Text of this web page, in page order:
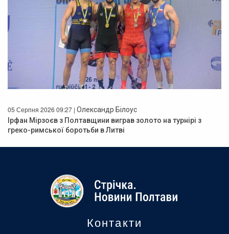
05 Серпня 2026 09:27 | Олександр Білоус
Ірфан Мірзоєв з Полтавщини виграв золото на турнірі з
греко-римської боротьби в Литві
Контакти